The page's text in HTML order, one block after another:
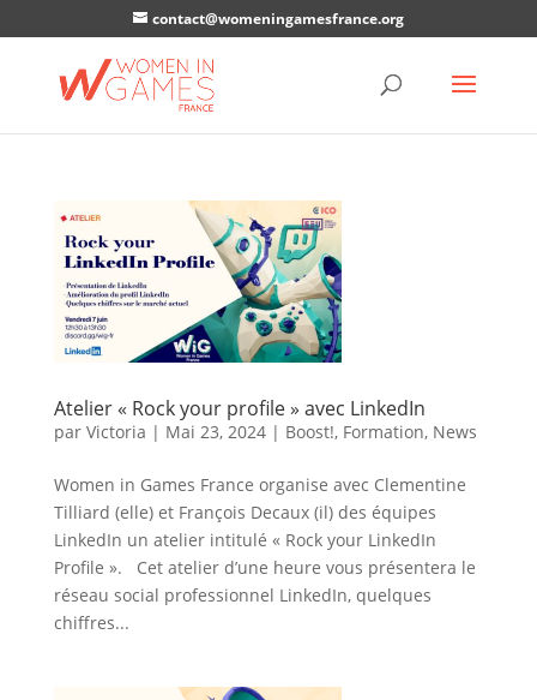
contact@womeningamesfrance.org
Atelier « Rock your profile » avec LinkedIn
par Victoria | Mai 23, 2024| Boost!, Formation, News
Women in Games France organise avec Clementine
Tilliard (elle) et François Decaux (il) des équipes
LinkedIn un atelier intitulé « Rock your LinkedIn
Profile ». Cet atelier d’une heure vous présentera le
réseau social professionnel LinkedIn, quelques
chiffres...